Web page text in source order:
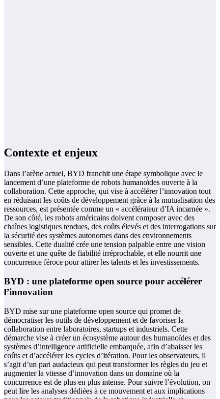
Contexte et enjeux
Dans l’arène actuel, BYD franchit une étape symbolique avec le
lancement d’une plateforme de robots humanoïdes ouverte à la
collaboration. Cette approche, qui vise à accélérer l’innovation tout
en réduisant les coûts de développement grâce à la mutualisation des
ressources, est présentée comme un « accélérateur d’IA incarnée ».
De son côté, les robots américains doivent composer avec des
chaînes logistiques tendues, des coûts élevés et des interrogations sur
la sécurité des systèmes autonomes dans des environnements
sensibles. Cette dualité crée une tension palpable entre une vision
ouverte et une quête de fiabilité irréprochable, et elle nourrit une
concurrence féroce pour attirer les talents et les investissements.
BYD : une plateforme open source pour accélérer
l’innovation
BYD mise sur une plateforme open source qui promet de
démocratiser les outils de développement et de favoriser la
collaboration entre laboratoires, startups et industriels. Cette
démarche vise à créer un écosystème autour des humanoïdes et des
systèmes d’intelligence artificielle embarquée, afin d’abaisser les
coûts et d’accélérer les cycles d’itération. Pour les observateurs, il
s’agit d’un pari audacieux qui peut transformer les règles du jeu et
augmenter la vitesse d’innovation dans un domaine où la
concurrence est de plus en plus intense. Pour suivre l’évolution, on
peut lire les analyses dédiées à ce mouvement et aux implications